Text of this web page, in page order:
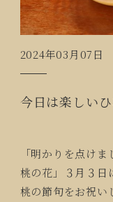
2024年03月07日
今日は楽しい
「明かりを点け
桃の花」３月３日
桃の節句をお祝い